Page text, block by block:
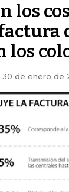
los
los
30 de enero de